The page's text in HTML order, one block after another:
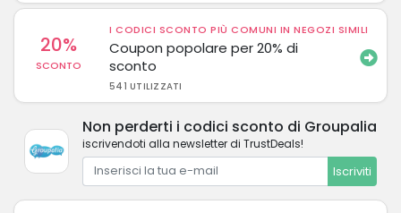
20%
SCONTO
I CODICI SCONTO PIÙ COMUNI IN NEGOZI SIMILI
Coupon popolare per 20% di
sconto
541 UTILIZZATI
Non perderti i codici sconto di Groupalia
iscrivendoti alla newsletter di TrustDeals!
Iscriviti